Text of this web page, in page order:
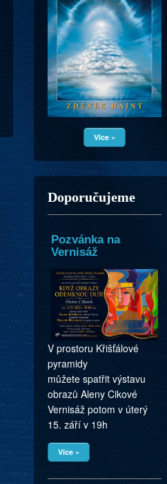
Více »
Doporučujeme
Pozvánka na
Vernisáž
V prostoru Křišťálové
pyramidy
můžete spatřit výstavu
obrazů Aleny Cikové
Vernisáž potom v úterý
15. září v 19h
Více »